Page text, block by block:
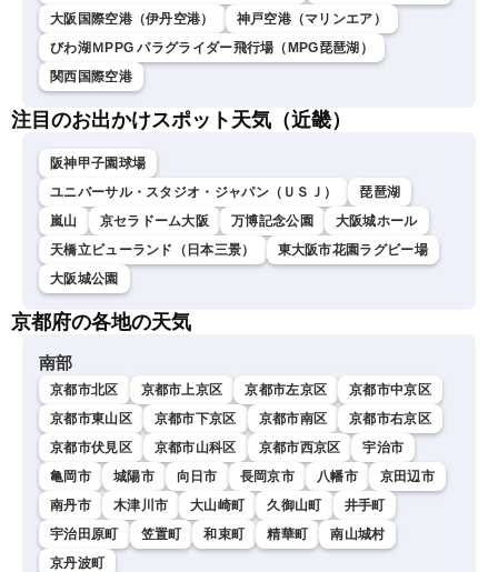
大阪国際空港（伊丹空港）
神戸空港（マリンエア）
びわ湖ＭPPG パラグライダー飛行場（MPG琵琶湖）
関西国際空港
注目のお出かけスポット天気（近畿）
阪神甲子園球場
ユニバーサル・スタジオ・ジャパン（ＵＳＪ）
琵琶湖
嵐山
京セラドーム大阪 万博記念公園
大阪城ホール
天橋立ビューランド（日本三景）
東大阪市花園ラグビー場
大阪城公園
京都府の各地の天気
南部
京都市北区 京都市上京区 京都市左京区
京都市中京区
京都市東山区
京都市下京区 京都市南区
京都市右京区
京都市伏見区
京都市山科区 京都市西京区
宇治市
亀岡市
城陽市 向日市 長岡京市 八幡市
京田辺市
南丹市
木津川市 大山崎町 久御山町
井手町
宇治田原町
笠置町 和束町 精華町
南山城村
京丹波町